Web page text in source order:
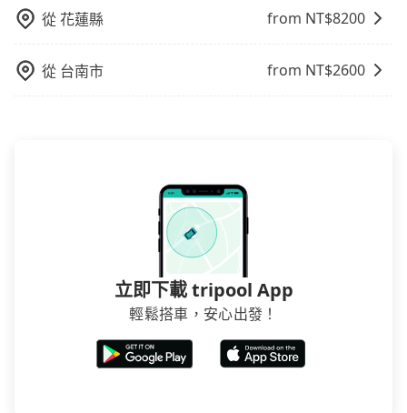
從花蓮縣 from NT$8200
從 台南市 from NT$2600
立即下載 tripool App
輕鬆搭車，安心出發！